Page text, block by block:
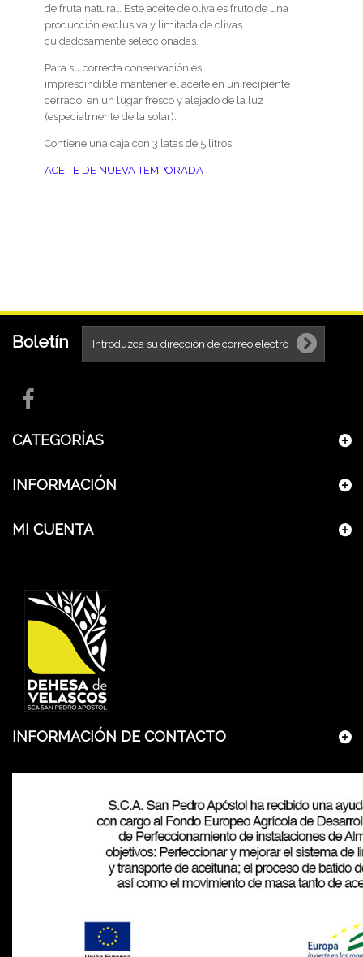
de fruta natural. Este aceite de oliva es fruto de una
producción exclusiva y limitada de olivas
cuidadosamente seleccionadas.
Para su correcta conservación es
imprescindible mantener el aceite en un recipiente
cerrado, en un lugar fresco y alejado de la luz
(especialmente de la solar).
Contiene una caja con 3 latas de 5 litros.
ACEITE DE NUEVA TEMPORADA
Boletín
CATEGORÍAS
INFORMACIÓN
MI CUENTA
INFORMACIÓN DE CONTACTO